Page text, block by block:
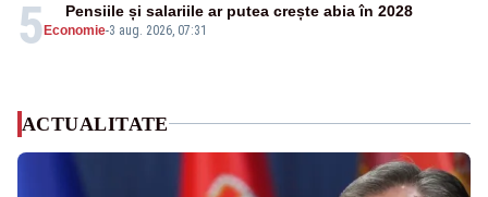
5 Economie-3 aug. 2026, 07:31
Pensiile și salariile ar putea crește abia în 2028
ACTUALITATE